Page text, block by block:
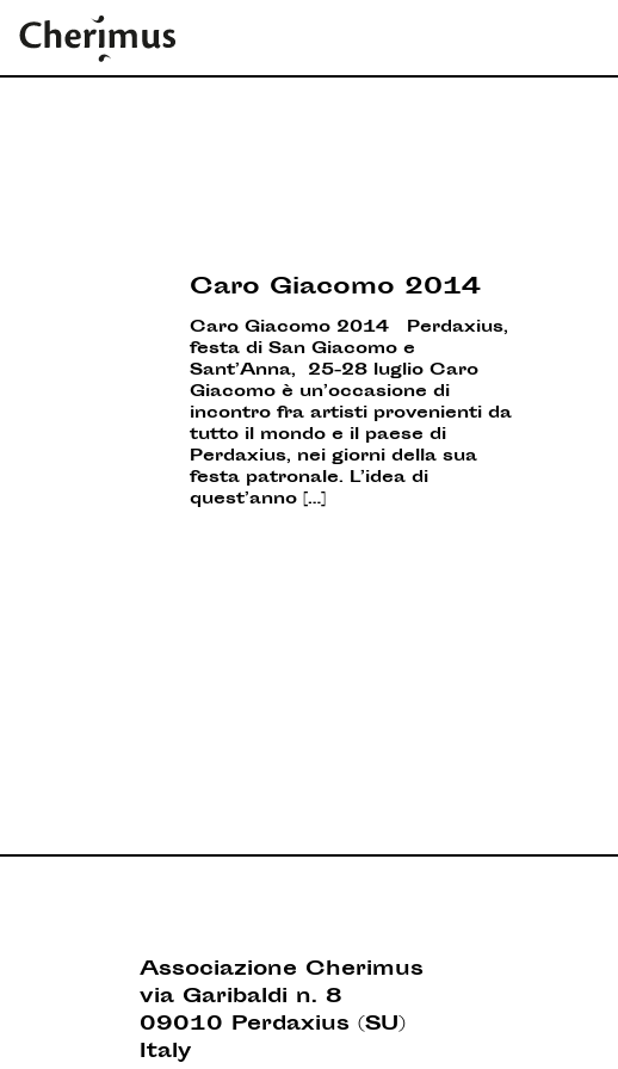
Caro Giacomo 2014
Caro Giacomo 2014 Perdaxius,
festa di San Giacomo e
Sant’Anna, 25-28 luglio Caro
Giacomo è un’occasione di
incontro fra artisti provenienti da
tutto il mondo e il paese di
Perdaxius, nei giorni della sua
festa patronale. L’idea di
quest’anno […]
Associazione Cherimus
via Garibaldi n. 8
09010 Perdaxius (SU)
Italy